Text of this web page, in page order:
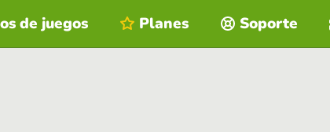
de juegos Planes Soporte